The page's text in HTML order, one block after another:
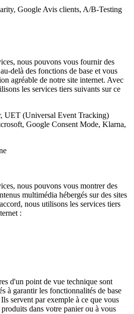
Google Avis clients, A/B-Testing
nous pouvons vous fournir des
delà des fonctions de base et vous
agréable de notre site internet. Avec
les services tiers suivants sur ce
UET (Universal Event Tracking)
Google Consent Mode, Klarna,
nous pouvons vous montrer des
multimédia hébergés sur des sites
nous utilisons les services tiers
:
d'un point de vue technique sont
à garantir les fonctionnalités de base
servent par exemple à ce que vous
dans votre panier ou à vous